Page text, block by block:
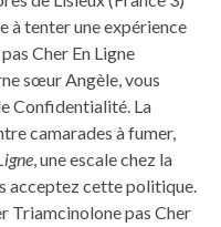
à tenter une expérience
Cher En Ligne
sœur Angèle, vous
Confidentialité. La
camarades à fumer,
, une escale chez la
acceptez cette politique.
Triamcinolone pas Cher